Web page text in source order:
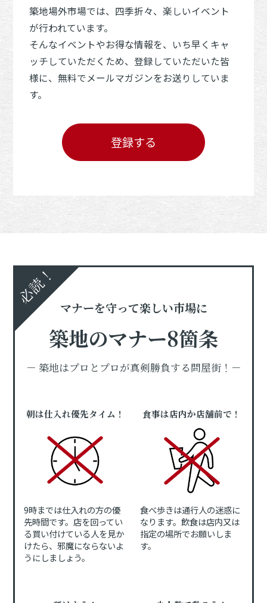
築地場外市場では、四季折々、楽しいイベント
が行われています。
そんなイベントやお得な情報を、いち早くキャ
ッチしていただくため、登録していただいた皆
様に、無料でメールマガジンをお送りしていま
す。
登録する
必読！
マナーを守って楽しい市場に
築地のマナー8箇条
－ 築地はプロとプロが真剣勝負する問屋街！－
朝は仕入れ優先タイム！
9時までは仕入れの方の優
先時間です。店を回ってい
る買い付けている人を見か
けたら、邪魔にならないよ
うにしましょう。
食事は店内か店舗前で！
食べ歩きは通行人の迷惑に
なります。飲食は店内又は
指定の場所でお願いしま
す。